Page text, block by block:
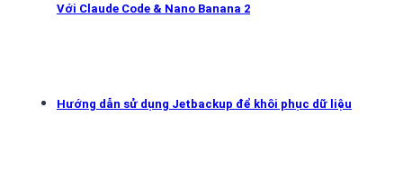
Với Claude Code & Nano Banana 2
Hướng dẫn sử dụng Jetbackup để khôi phục dữ liệu